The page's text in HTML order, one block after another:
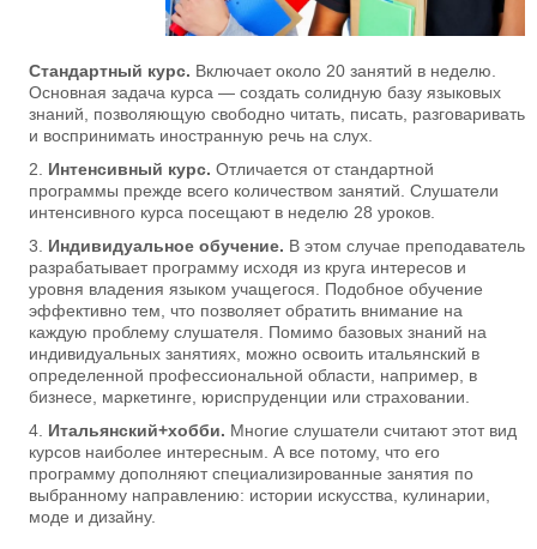
Стандартный курс. Включает около 20 занятий в неделю.
Основная задача курса — создать солидную базу языковых
знаний, позволяющую свободно читать, писать, разговаривать
и воспринимать иностранную речь на слух.
Интенсивный курс. Отличается от стандартной
программы прежде всего количеством занятий. Слушатели
интенсивного курса посещают в неделю 28 уроков.
Индивидуальное обучение. В этом случае преподаватель
разрабатывает программу исходя из круга интересов и
уровня владения языком учащегося. Подобное обучение
эффективно тем, что позволяет обратить внимание на
каждую проблему слушателя. Помимо базовых знаний на
индивидуальных занятиях, можно освоить итальянский в
определенной профессиональной области, например, в
бизнесе, маркетинге, юриспруденции или страховании.
Итальянский+хобби. Многие слушатели считают этот вид
курсов наиболее интересным. А все потому, что его
программу дополняют специализированные занятия по
выбранному направлению: истории искусства, кулинарии,
моде и дизайну.